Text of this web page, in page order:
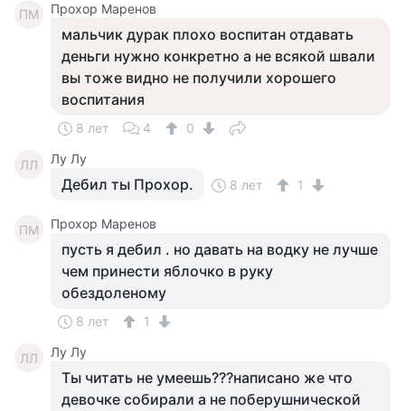
ПМ Прохор Маренов
мальчик дурак плохо воспитан отдавать
деньги нужно конкретно а не всякой швали
вы тоже видно не получили хорошего
воспитания
8 лет 4 0
ЛЛ Лу Лу
Дебил ты Прохор. 8 лет 1
ПМ Прохор Маренов
пусть я дебил . но давать на водку не лучше
чем принести яблочко в руку
обездоленому
8 лет 1
ЛЛ Лу Лу
Ты читать не умеешь???написано же что
девочке собирали а не поберушнической